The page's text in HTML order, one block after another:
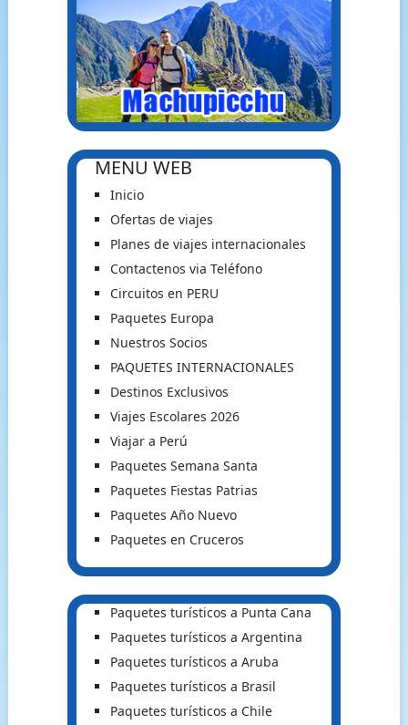
MENU WEB
Inicio
Ofertas de viajes
Planes de viajes internacionales
Contactenos via Teléfono
Circuitos en PERU
Paquetes Europa
Nuestros Socios
PAQUETES INTERNACIONALES
Destinos Exclusivos
Viajes Escolares 2026
Viajar a Perú
Paquetes Semana Santa
Paquetes Fiestas Patrias
Paquetes Año Nuevo
Paquetes en Cruceros
Paquetes turísticos a Punta Cana
Paquetes turísticos a Argentina
Paquetes turísticos a Aruba
Paquetes turísticos a Brasil
Paquetes turísticos a Chile